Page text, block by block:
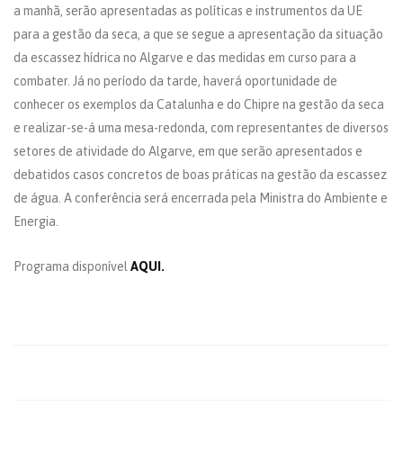
a manhã, serão apresentadas as políticas e instrumentos da UE
para a gestão da seca, a que se segue a apresentação da situação
da escassez hídrica no Algarve e das medidas em curso para a
combater. Já no período da tarde, haverá oportunidade de
conhecer os exemplos da Catalunha e do Chipre na gestão da seca
e realizar-se-á uma mesa-redonda, com representantes de diversos
setores de atividade do Algarve, em que serão apresentados e
debatidos casos concretos de boas práticas na gestão da escassez
de água. A conferência será encerrada pela Ministra do Ambiente e
Energia.
Programa disponívelAQUI.